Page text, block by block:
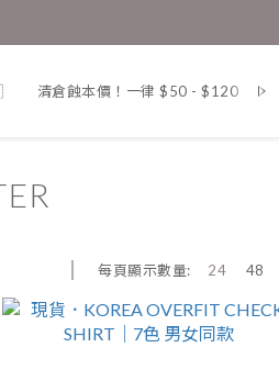
清倉蝕本價！一律 $50 - $120
每頁顯示數量: 24 48